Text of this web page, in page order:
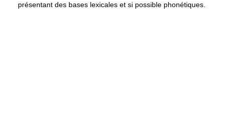
présentant des bases lexicales et si possible phonétiques.